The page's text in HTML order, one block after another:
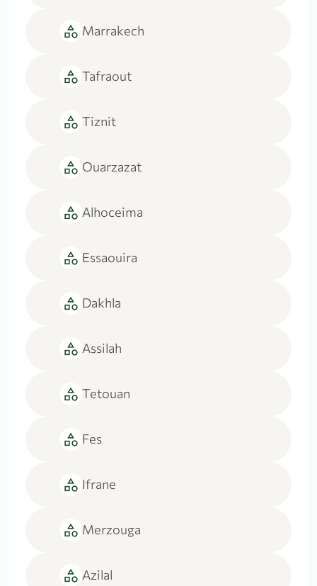
category Marrakech
category Tafraout
category Tiznit
category Ouarzazat
category Alhoceima
category Essaouira
category Dakhla
category Assilah
category Tetouan
category Fes
category Ifrane
category Merzouga
category Azilal